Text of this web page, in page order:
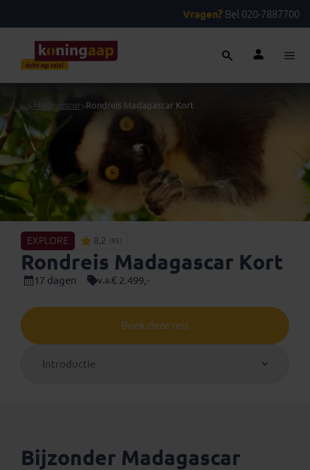
Vragen? Bel 020-7887700
...>Madagascar>Rondreis Madagascar Kort
EXPLORE 8,2 (85)
Rondreis Madagascar Kort
17 dagen v.a.€ 2.499,-
Boek deze reis
Introductie
Bijzonder Madagascar